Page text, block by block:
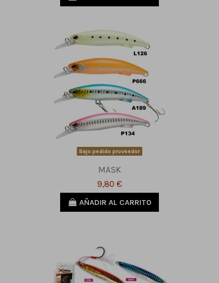
Bajo pedido proveedor
MASK
9,80 €
AÑADIR AL CARRITO